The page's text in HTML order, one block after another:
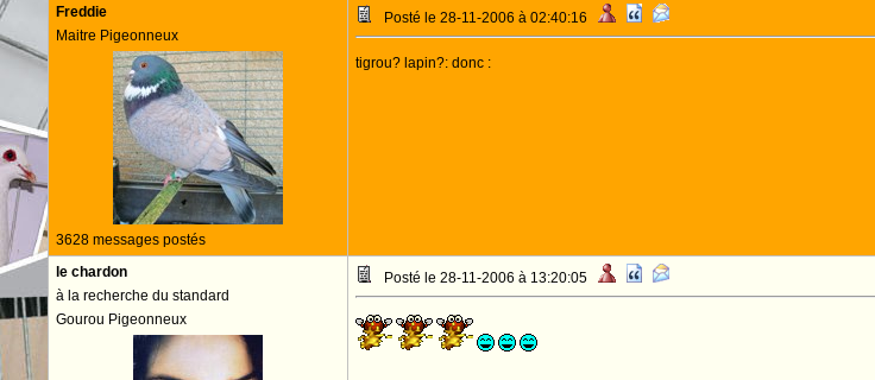
Freddie
Maitre Pigeonneux
3628 messages postés
Posté le 28-11-2006 à 02:40:16
tigrou? lapin?: donc :
le chardon
à la recherche du standard
Gourou Pigeonneux
Posté le 28-11-2006 à 13:20:05